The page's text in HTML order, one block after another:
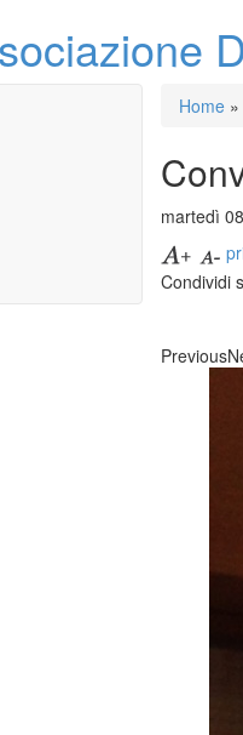
Home»
martedì
Condividi
Previous